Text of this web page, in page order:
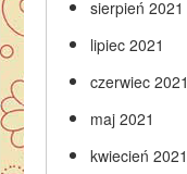
sierpień 2021
lipiec 2021
czerwiec 2021
maj 2021
kwiecień 2021